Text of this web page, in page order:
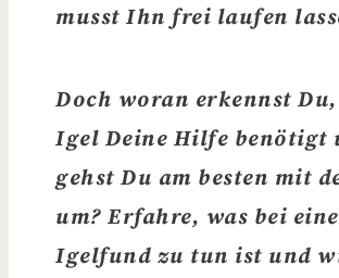
musst Ihn frei laufen
Doch woran erkennst
Igel Deine Hilfe benötigt
gehst Du am besten mit
um? Erfahre, was bei
Igelfund zu tun ist und